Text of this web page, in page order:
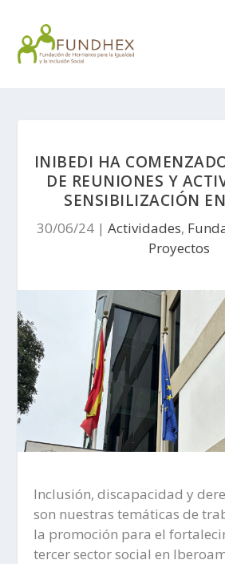
INIBEDI HA
DE REUNIONES Y
SENSIBILIZACIÓN
30/06/24 | Actividades,
Proyectos
Inclusión, discapacidad y
son nuestras temáticas de
la promoción para el
tercer sector social en